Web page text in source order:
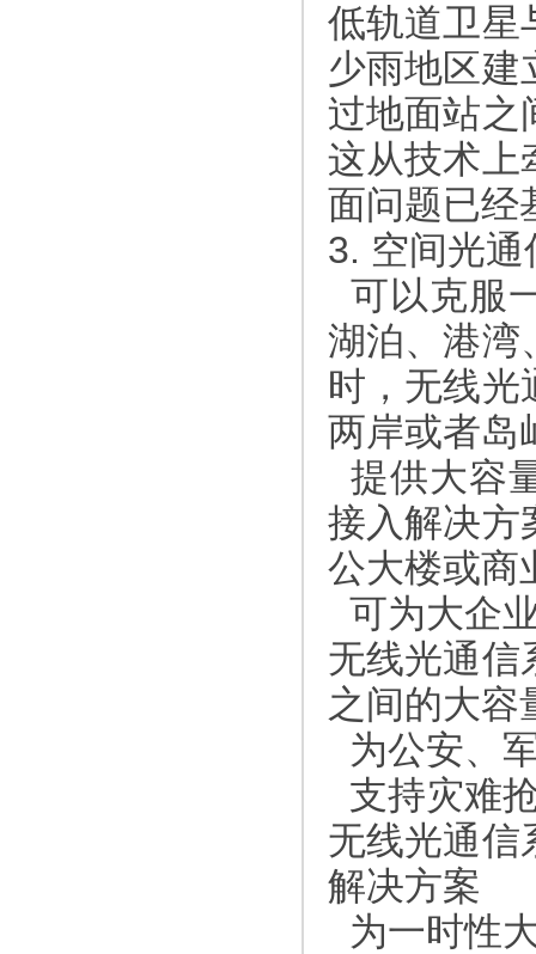
低轨道卫星
少雨地区建
过地面站之
这从技术上
面问题已经
3. 空间光
可以克服
湖泊、港湾
时，无线光
两岸或者岛
提供大容
接入解决方
公大楼或商
可为大企
无线光通信
之间的大容
为公安、
支持灾难
无线光通信
解决方案
为一时性